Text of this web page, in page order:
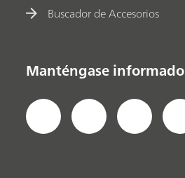
Buscador de Accesorios
Manténgase informado